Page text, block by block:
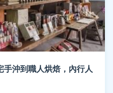
沖到職人烘焙，內行人